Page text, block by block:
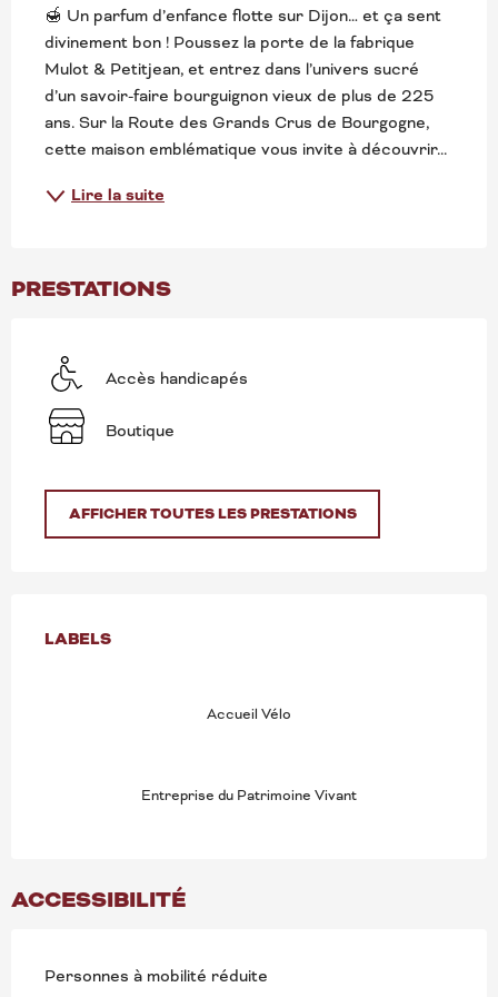
🍯 Un parfum d’enfance flotte sur Dijon… et ça sent
divinement bon ! Poussez la porte de la fabrique
Mulot & Petitjean, et entrez dans l’univers sucré
d’un savoir-faire bourguignon vieux de plus de 225
ans. Sur la Route des Grands Crus de Bourgogne,
cette maison emblématique vous invite à découvrir...
Lire la suite
PRESTATIONS
Accès handicapés
Boutique
AFFICHER TOUTES LES PRESTATIONS
OFFRES DE PRESTATIONS
LABELS
LABELS
Accueil Vélo
Entreprise du Patrimoine Vivant
ACCESSIBILITÉ
Personnes à mobilité réduite